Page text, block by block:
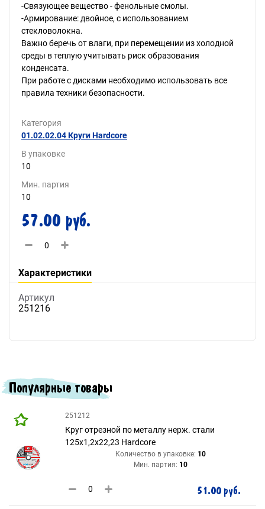
-Связующее вещество - фенольные смолы.
-Армирование: двойное, с использованием
стекловолокна.
Важно беречь от влаги, при перемещении из холодной
среды в теплую учитывать риск образования
конденсата.
При работе с дисками необходимо использовать все
правила техники безопасности.
Категория
01.02.02.04 Круги Hardcore
В упаковке
10
Мин. партия
10
57.00 руб.
Характеристики
Артикул
251216
Популярные товары
251212
Круг отрезной по металлу нерж. стали
125х1,2х22,23 Hardcore
Количество в упаковке: 10
Мин. партия: 10
51.00 руб.